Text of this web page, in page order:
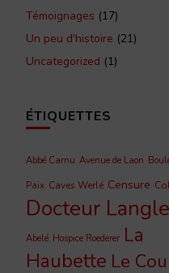
Témoignages (17)
Un peu d'histoire (21)
Uncategorized (1)
ÉTIQUETTES
Abbé Camu Avenue de Laon
Paix Caves Werlé Censure
Docteur
Abelé Hospice Roederer La
Haubette Le